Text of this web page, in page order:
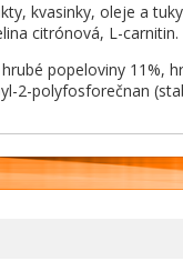
kvasinky, oleje a
citrónová, L-carnitin.
popeloviny 11%,
2-polyfosforečnan